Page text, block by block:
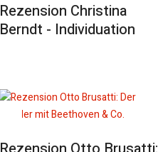
Rezension Christina
Berndt - Individuation